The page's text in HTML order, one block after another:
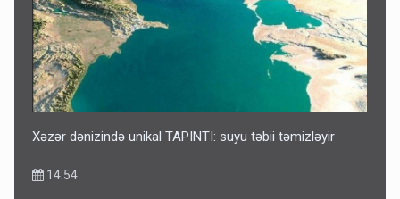
Xəzər dənizində unikal TAPINTI: suyu təbii təmizləyir
14:54